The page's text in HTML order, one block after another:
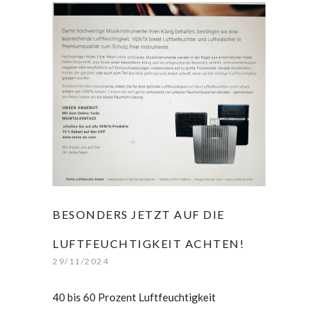
BESONDERS JETZT AUF DIE
LUFTFEUCHTIGKEIT ACHTEN!
29/11/2024
40 bis 60 Prozent Luftfeuchtigkeit